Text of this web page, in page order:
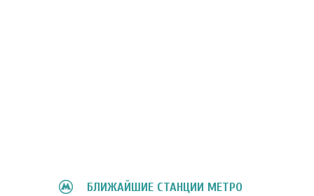
БЛИЖАЙШИЕ СТАНЦИИ МЕТРО